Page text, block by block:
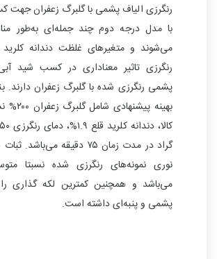
رنگرزی الیاف پشمی با گلبرگ زعفران
با مدل درجه دوم چند جمله‌ای به‌طور
می‌شوند و متغیرهای غلظت دندانه
رنگرزی تاثیر معناداری در کسب شید
پشمی رنگرزی شده با گلبرگ زعفران دارند.
بهینه
گراد در مدت زمان ۷۵ دقیقه
نوری نمونه‌های رنگرزی شده نسبتا
می‌باشد و همچنین کمترین لکه گذاری را
پشمی و پنبه‌ای داشته است.